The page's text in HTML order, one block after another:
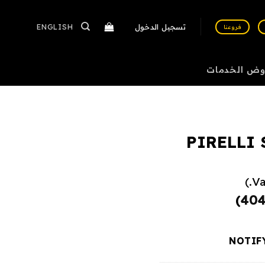
فروعنا تسجيل الدخول ENGLISH
الخدمات
PIRELLI
)